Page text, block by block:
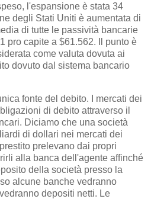
l'espansione è stata 34
degli Stati Uniti è aumentata di
di tutte le passività bancarie
pro capite a $61.562. Il punto è
come valuta dovuta ai
dovuto dal sistema bancario
fonte del debito. I mercati dei
di debito attraverso il
Diciamo che una società
di dollari nei mercati dei
prelevano dai propri
alla banca dell'agente affinché
della società presso la
alcune banche vedranno
depositi netti. Le